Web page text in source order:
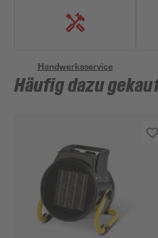
Handwerksservice
Häufig dazu